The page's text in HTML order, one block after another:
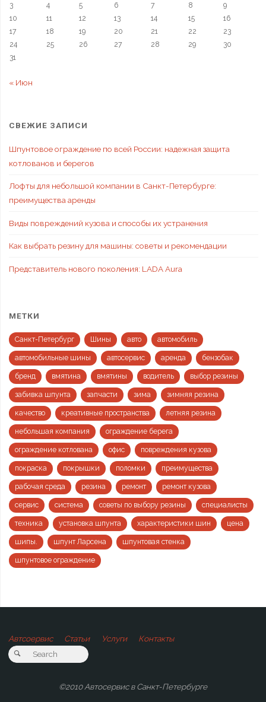
3
4 5 6 7 8
9
10
11 12 13 14 15
16
17
18 19 20 21 22
23
24
25 26 27 28 29
30
31
« Июн
СВЕЖИЕ ЗАПИСИ
Шпунтовое ограждение по всей России: надежная защита
котлованов и берегов
Лофты для небольшой компании в Санкт-Петербурге:
преимущества аренды
Виды повреждений кузова и способы их устранения
Как выбрать резину для машины: советы и рекомендации
Представитель нового поколения: LADA Aura
МЕТКИ
Санкт-Петербург Шины авто автомобиль
автомобильные шины автосервис аренда бензобак
бренд вмятина вмятины водитель выбор резины
забивка шпунта запчасти зима зимняя резина
качество креативные пространства летняя резина
небольшая компания ограждение берега
ограждение котлована офис повреждения кузова
покраска покрышки поломки преимущества
рабочая среда резина ремонт ремонт кузова
сервис система советы по выбору резины специалисты
техника установка шпунта характеристики шин цена
шипы. шпунт Ларсена шпунтовая стенка
шпунтовое ограждение
Автсоервис Статьи Услуги Контакты
©2010 Автосервис в Санкт-Петербурге